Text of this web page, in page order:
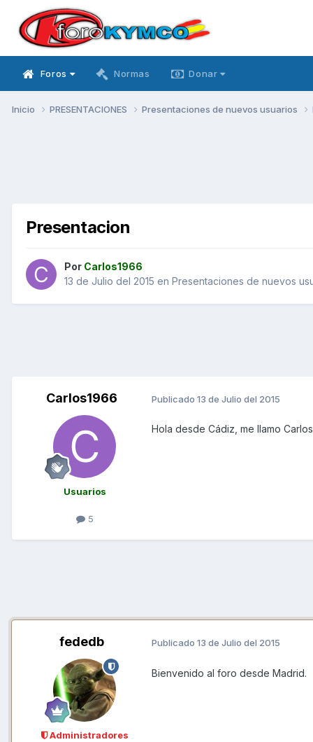
Foros Normas Donar
Inicio PRESENTACIONES Presentaciones de nuevos usuarios
Presentacion
Por Carlos1966
13 de Julio del 2015 en Presentaciones de nuevos
Carlos1966
Usuarios
5
Publicado 13 de Julio del 2015
Hola desde Cádiz, me llamo
fededb
Administradores
Publicado 13 de Julio del 2015
Bienvenido al foro desde Madrid.